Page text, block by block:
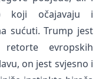
koji očajavaju i
sućuti. Trump jest
evropskih
on jest svjesno i